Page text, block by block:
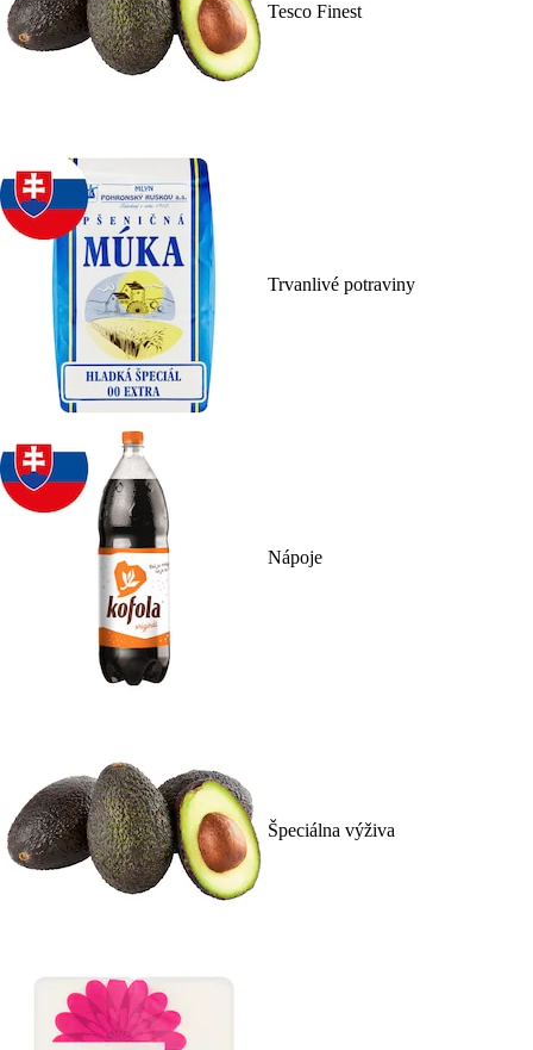
Tesco Finest
Trvanlivé potraviny
Nápoje
Špeciálna výživa